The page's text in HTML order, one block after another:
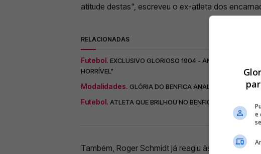
atitude destas", escreveu o ex-atleta dos
RELACIONADAS
Futebol. EXCLUSIVO GLORIOSO 1904 - ANDRÉ LIMA
HORRÍVEL"
Modalidades. GLÓRIA DO BENFICA ANALISA MAU
Futebol. ATLETA QUE BRILHOU NO BENFICA ASSUME
Também, Roger Schmidt já reagiu às
e